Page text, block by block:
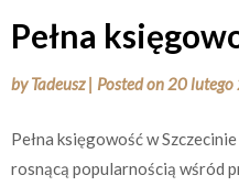
Pełna
byTadeusz | Posted on20
Pełna księgowość w
rosnącą popularnością wśród